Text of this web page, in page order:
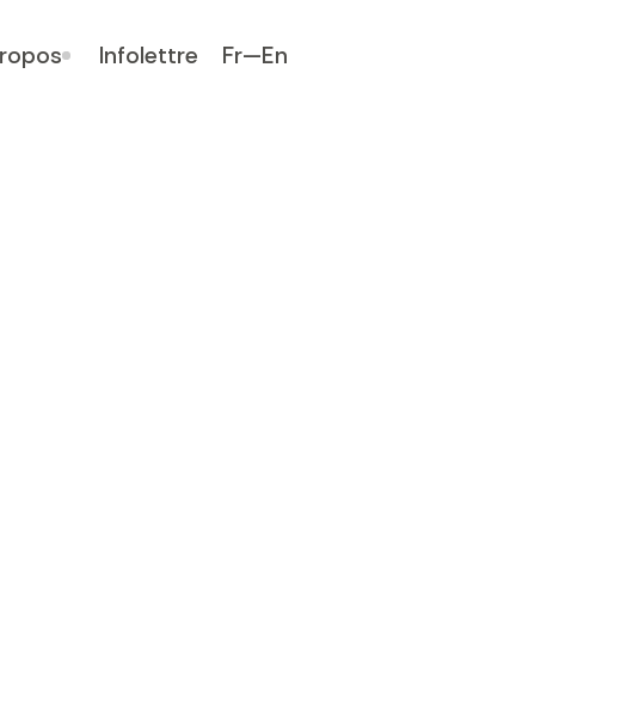
Infolettre Fr—En